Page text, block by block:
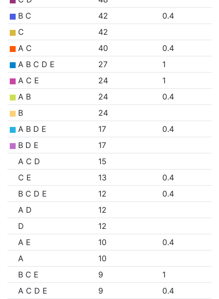
B C
42
0.4
C
42
A C
40
0.4
A B C D E
27
1
A C E
24
1
A B
24
0.4
B
24
A B D E
17
0.4
B D E
17
A C D
15
C E
13
0.4
B C D E
12
0.4
A D
12
D
12
A E
10
0.4
A
10
B C E
9
1
A C D E
9
0.4